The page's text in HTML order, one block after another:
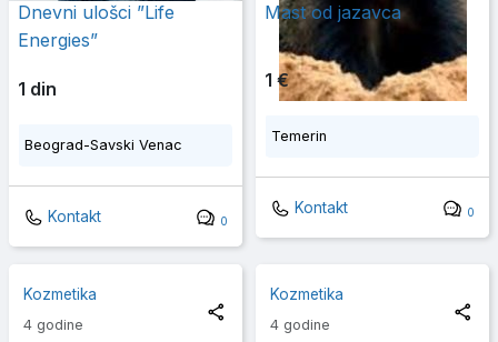
Dnevni ulošci ”Life
Energies”
1 din
Beograd-Savski Venac
Kontakt 0
Mast od jazavca
1 €
Temerin
Kontakt 0
Kozmetika
4 godine
Kozmetika
4 godine